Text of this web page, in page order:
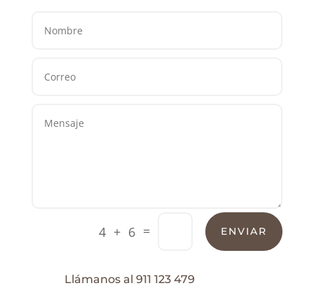
4 + 6 = ENVIAR
Llámanos al 911 123 479